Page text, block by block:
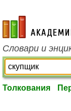
academic.ru
Словари и
Толкования